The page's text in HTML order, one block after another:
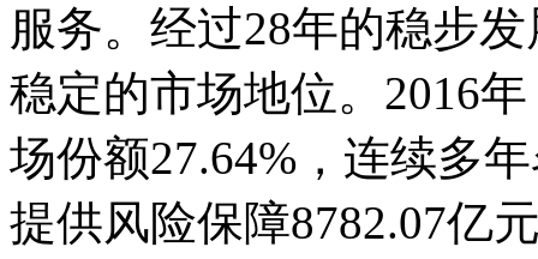
服务。经过28年的稳步
稳定的市场地位。2016
场份额27.64%，连续多
提供风险保障8782.07亿